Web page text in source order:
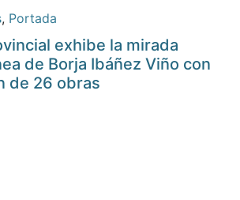
, Portada
exhibe la mirada
de Borja Ibáñez Viño con
de 26 obras